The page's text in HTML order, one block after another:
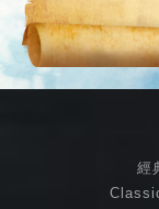
經